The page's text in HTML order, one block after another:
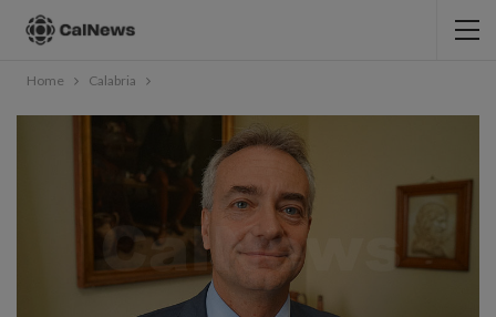
Home Calabria